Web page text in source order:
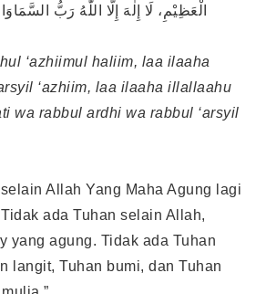
الْعَظِيْمِ، لَا إِلٰهَ إِلَّا اللّٰهُ رَبُّ
‘azhiimul haliim, laa ilaaha
‘azhiim, laa ilaaha illallaahu
wa rabbul ardhi wa rabbul ‘arsyil
Allah Yang Maha Agung lagi
ada Tuhan selain Allah,
yang agung. Tidak ada Tuhan
langit, Tuhan bumi, dan Tuhan